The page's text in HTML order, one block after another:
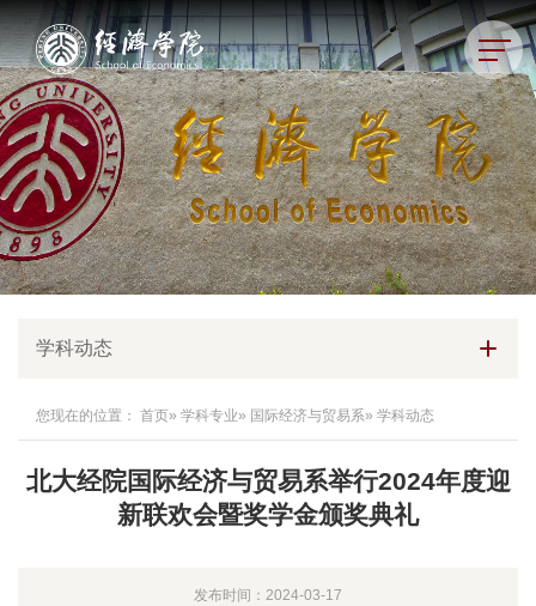
学科动态
您现在的位置： 首页» 学科专业» 国际经济与贸易系» 学科动态
北大经院国际经济与贸易系举行2024年度迎
新联欢会暨奖学金颁奖典礼
发布时间：2024-03-17